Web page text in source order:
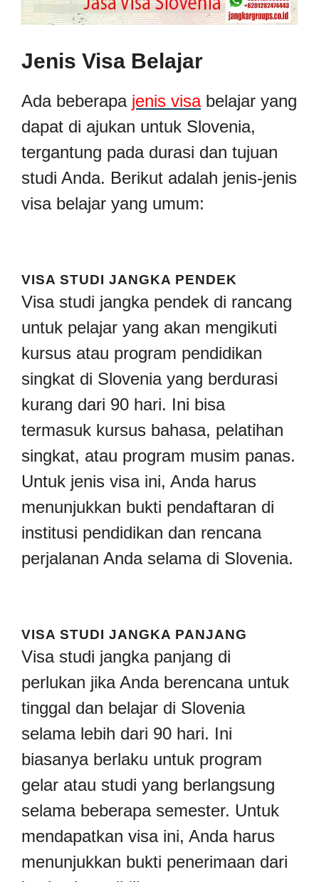
Jenis Visa Belajar
Ada beberapa jenis visabelajar yang
dapat di ajukan untuk Slovenia,
tergantung pada durasi dan tujuan
studi Anda. Berikut adalah jenis-jenis
visa belajar yang umum:
VISA STUDI JANGKA PENDEK
Visa studi jangka pendek di rancang
untuk pelajar yang akan mengikuti
kursus atau program pendidikan
singkat di Slovenia yang berdurasi
kurang dari 90 hari. Ini bisa
termasuk kursus bahasa, pelatihan
singkat, atau program musim panas.
Untuk jenis visa ini, Anda harus
menunjukkan bukti pendaftaran di
institusi pendidikan dan rencana
perjalanan Anda selama di Slovenia.
VISA STUDI JANGKA PANJANG
Visa studi jangka panjang di
perlukan jika Anda berencana untuk
tinggal dan belajar di Slovenia
selama lebih dari 90 hari. Ini
biasanya berlaku untuk program
gelar atau studi yang berlangsung
selama beberapa semester. Untuk
mendapatkan visa ini, Anda harus
menunjukkan bukti penerimaan dari